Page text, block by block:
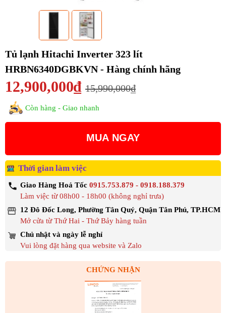
Tủ lạnh Hitachi Inverter 323 lít
HRBN6340DGBKVN - Hàng chính hãng
12,900,000₫ 15,990,000₫
Còn hàng - Giao nhanh
MUA NGAY
Thời gian làm việc
Giao Hàng Hoả Tốc 0915.753.879 - 0918.188.379
Làm việc từ 08h00 - 18h00 (không nghỉ trưa)
12 Đô Đốc Long, Phường Tân Quý, Quận Tân Phú, TP.HCM
Mở cửa từ Thứ Hai - Thứ Bảy hàng tuần
Chủ nhật và ngày lễ nghỉ
Vui lòng đặt hàng qua website và Zalo
CHỨNG NHẬN